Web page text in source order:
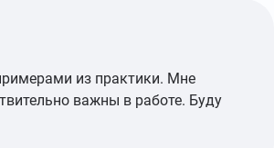
из практики. Мне
важны в работе. Буду